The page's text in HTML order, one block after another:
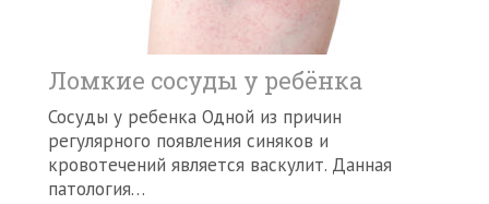
Ломкие сосуды у ребёнка
Сосуды у ребенка Одной из причин
регулярного появления синяков и
кровотечений является васкулит. Данная
патология…